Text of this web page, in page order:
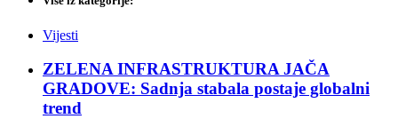
Vijesti
ZELENA INFRASTRUKTURA JAČA
GRADOVE: Sadnja stabala postaje globalni
trend